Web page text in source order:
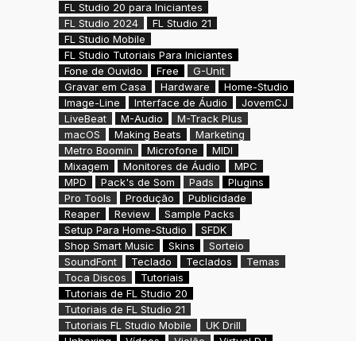
FL Studio 20 para Iniciantes
FL Studio 2024
FL Studio 21
FL Studio Mobile
FL Studio Tutoriais Para Iniciantes
Fone de Ouvido
Free
G-Unit
Gravar em Casa
Hardware
Home-Studio
Image-Line
Interface de Áudio
JovemCJ
LiveBeat
M-Audio
M-Track Plus
macOS
Making Beats
Marketing
Metro Boomin
Microfone
MIDI
Mixagem
Monitores de Áudio
MPC
MPD
Pack's de Som Pads
Plugins
Pro Tools
Produção
Publicidade
Reaper
Review
Sample Packs
Setup Para Home-Studio
SFDK
Shop Smart Music
Skins
Sorteio
SoundFont
Teclado Teclados
Temas
Toca Discos
Tutoriais
Tutoriais de FL Studio 20
Tutoriais de FL Studio 21
Tutoriais FL Studio Mobile
UK Drill